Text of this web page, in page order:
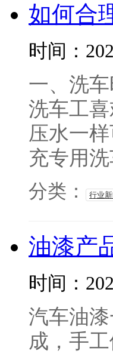
如何合
时间：
一、洗
洗车工
压水一
充专用
分类： 行业
油漆产
时间：
汽车油
成，手